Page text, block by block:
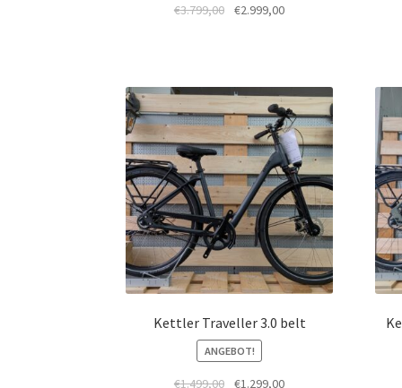
€3.799,00 €2.999,00
Kettler Traveller 3.0 belt
ANGEBOT!
€1.499,00 €1.299,00